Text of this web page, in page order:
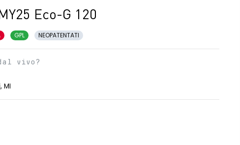
Eco-G 120
GPL NEOPATENTATI
vivo?
MI